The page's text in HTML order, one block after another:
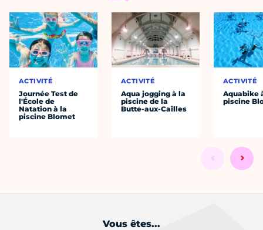
ACTIVITÉ
Journée Test de
l'École de
Natation à la
piscine Blomet
ACTIVITÉ
Aqua jogging à la
piscine de la
Butte-aux-Cailles
ACTIVITÉ
Aquabike
piscine
Vous êtes...